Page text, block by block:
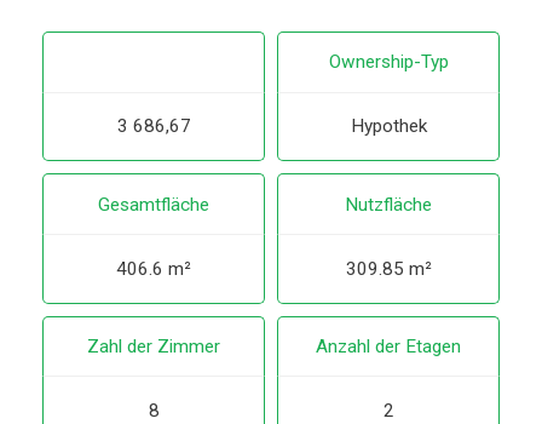
3 686,67
Ownership-Typ
Hypothek
Gesamtfläche
406.6 m²
Nutzfläche
309.85 m²
Zahl der Zimmer
8
Anzahl der Etagen
2